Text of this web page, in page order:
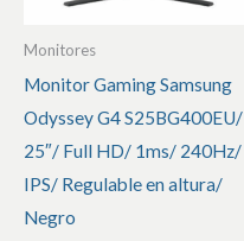
Monitores
Monitor Gaming Samsung
Odyssey G4 S25BG400EU/
25″/ Full HD/ 1ms/ 240Hz/
IPS/ Regulable en altura/
Negro